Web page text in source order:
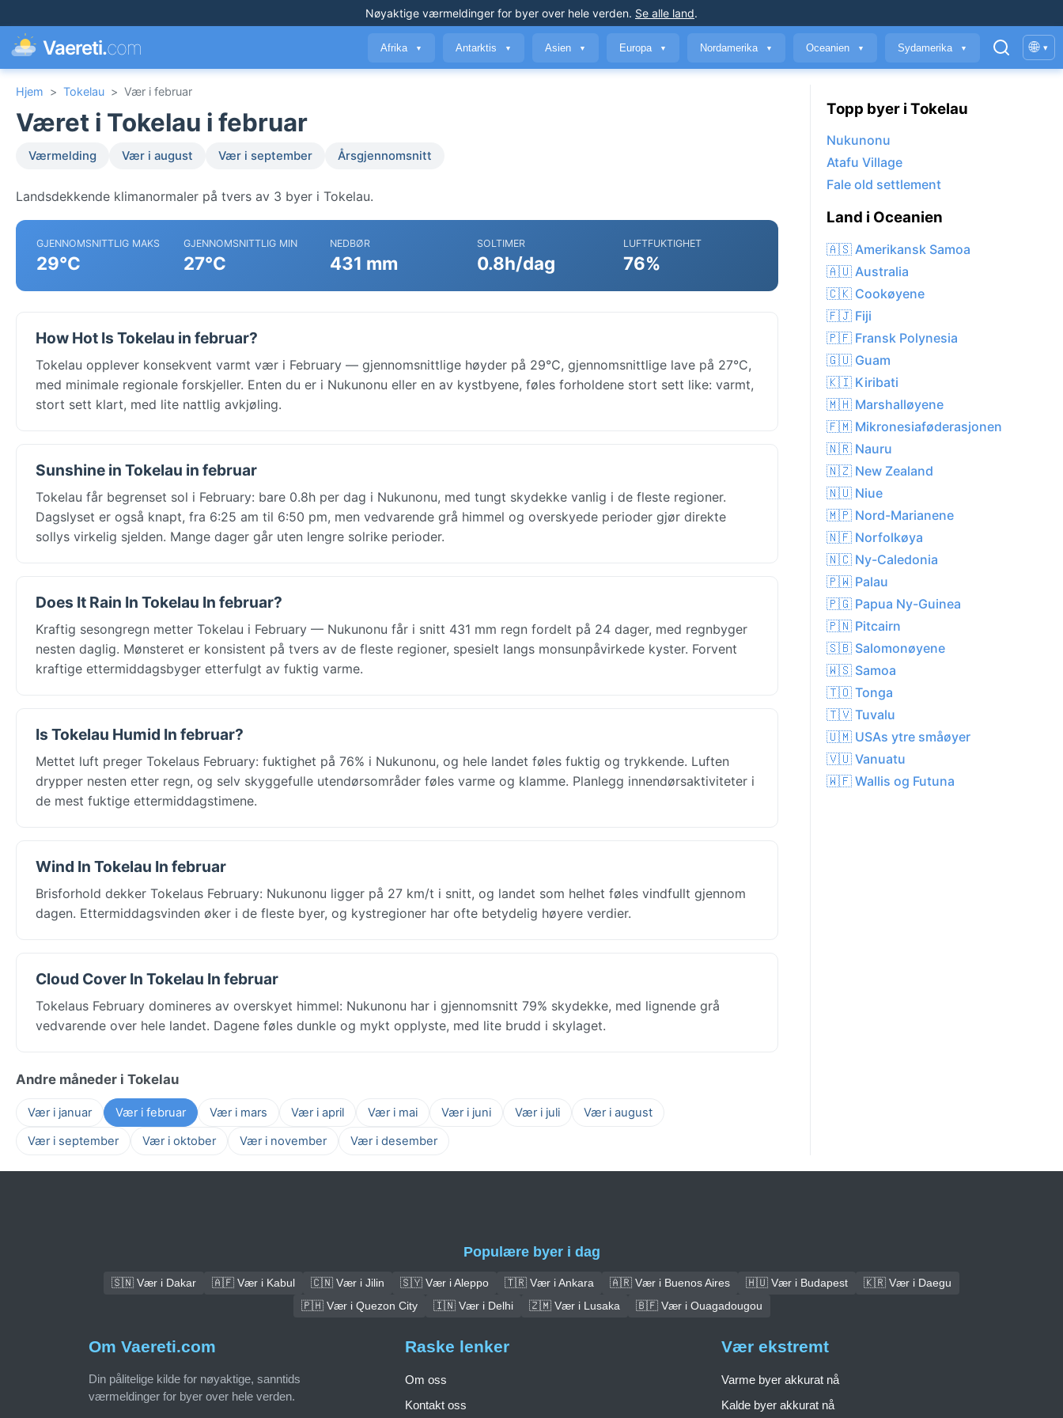
Nøyaktige værmeldinger for byer over hele verden. Se alle land.
Vaereti.com Afrika ▼ Antarktis ▼ Asien ▼ Europa ▼ Nordamerika ▼ Oceanien ▼ Sydamerika ▼ 🌐 ▾
Hjem > Tokelau > Vær i februar
Været i Tokelau i februar
Værmelding Vær i august Vær i september Årsgjennomsnitt
Landsdekkende klimanormaler på tvers av 3 byer i Tokelau.
GJENNOMSNITTLIG MAKS
29°C
GJENNOMSNITTLIG MIN
27°C
NEDBØR
431 mm
SOLTIMER
0.8h/dag
LUFTFUKTIGHET
76%
How Hot Is Tokelau in februar?
Tokelau opplever konsekvent varmt vær i February — gjennomsnittlige høyder på 29°C, gjennomsnittlige lave på 27°C,
med minimale regionale forskjeller. Enten du er i Nukunonu eller en av kystbyene, føles forholdene stort sett like: varmt,
stort sett klart, med lite nattlig avkjøling.
Sunshine in Tokelau in februar
Tokelau får begrenset sol i February: bare 0.8h per dag i Nukunonu, med tungt skydekke vanlig i de fleste regioner.
Dagslyset er også knapt, fra 6:25 am til 6:50 pm, men vedvarende grå himmel og overskyede perioder gjør direkte
sollys virkelig sjelden. Mange dager går uten lengre solrike perioder.
Does It Rain In Tokelau In februar?
Kraftig sesongregn metter Tokelau i February — Nukunonu får i snitt 431 mm regn fordelt på 24 dager, med regnbyger
nesten daglig. Mønsteret er konsistent på tvers av de fleste regioner, spesielt langs monsunpåvirkede kyster. Forvent
kraftige ettermiddagsbyger etterfulgt av fuktig varme.
Is Tokelau Humid In februar?
Mettet luft preger Tokelaus February: fuktighet på 76% i Nukunonu, og hele landet føles fuktig og trykkende. Luften
drypper nesten etter regn, og selv skyggefulle utendørsområder føles varme og klamme. Planlegg innendørsaktiviteter i
de mest fuktige ettermiddagstimene.
Wind In Tokelau In februar
Brisforhold dekker Tokelaus February: Nukunonu ligger på 27 km/t i snitt, og landet som helhet føles vindfullt gjennom
dagen. Ettermiddagsvinden øker i de fleste byer, og kystregioner har ofte betydelig høyere verdier.
Cloud Cover In Tokelau In februar
Tokelaus February domineres av overskyet himmel: Nukunonu har i gjennomsnitt 79% skydekke, med lignende grå
vedvarende over hele landet. Dagene føles dunkle og mykt opplyste, med lite brudd i skylaget.
Andre måneder i Tokelau
Vær i januar Vær i februar Vær i mars Vær i april Vær i mai Vær i juni Vær i juli
Vær i august
Vær i september
Vær i oktober Vær i november Vær i desember
Topp byer i Tokelau
Nukunonu
Atafu Village
Fale old settlement
Land i Oceanien
🇦🇸 Amerikansk Samoa
🇦🇺 Australia
🇨🇰 Cookøyene
🇫🇯 Fiji
🇵🇫 Fransk Polynesia
🇬🇺 Guam
🇰🇮 Kiribati
🇲🇭 Marshalløyene
🇫🇲 Mikronesiaføderasjonen
🇳🇷 Nauru
🇳🇿 New Zealand
🇳🇺 Niue
🇲🇵 Nord-Marianene
🇳🇫 Norfolkøya
🇳🇨 Ny-Caledonia
🇵🇼 Palau
🇵🇬 Papua Ny-Guinea
🇵🇳 Pitcairn
🇸🇧 Salomonøyene
🇼🇸 Samoa
🇹🇴 Tonga
🇹🇻 Tuvalu
🇺🇲 USAs ytre småøyer
🇻🇺 Vanuatu
🇼🇫 Wallis og Futuna
Populære byer i dag
🇸🇳 Vær i Dakar 🇦🇫 Vær i Kabul 🇨🇳 Vær i Jilin 🇸🇾 Vær i Aleppo 🇹🇷 Vær i Ankara 🇦🇷 Vær i Buenos Aires 🇭🇺 Vær i Budapest
🇰🇷 Vær i Daegu
🇵🇭 Vær i Quezon City
🇮🇳 Vær i Delhi 🇿🇲 Vær i Lusaka 🇧🇫 Vær i Ouagadougou
Om Vaereti.com
Din pålitelige kilde for nøyaktige, sanntids
værmeldinger for byer over hele verden.
Raske lenker
Om oss
Kontakt oss
Vær ekstremt
Varme byer akkurat nå
Kalde byer akkurat nå